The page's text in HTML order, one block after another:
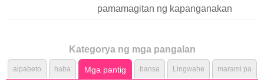
pamamagitan ng kapanganakan
Kategorya ng mga pangalan
alpabeto haba Mga pantig bansa Lingwahe marami pa